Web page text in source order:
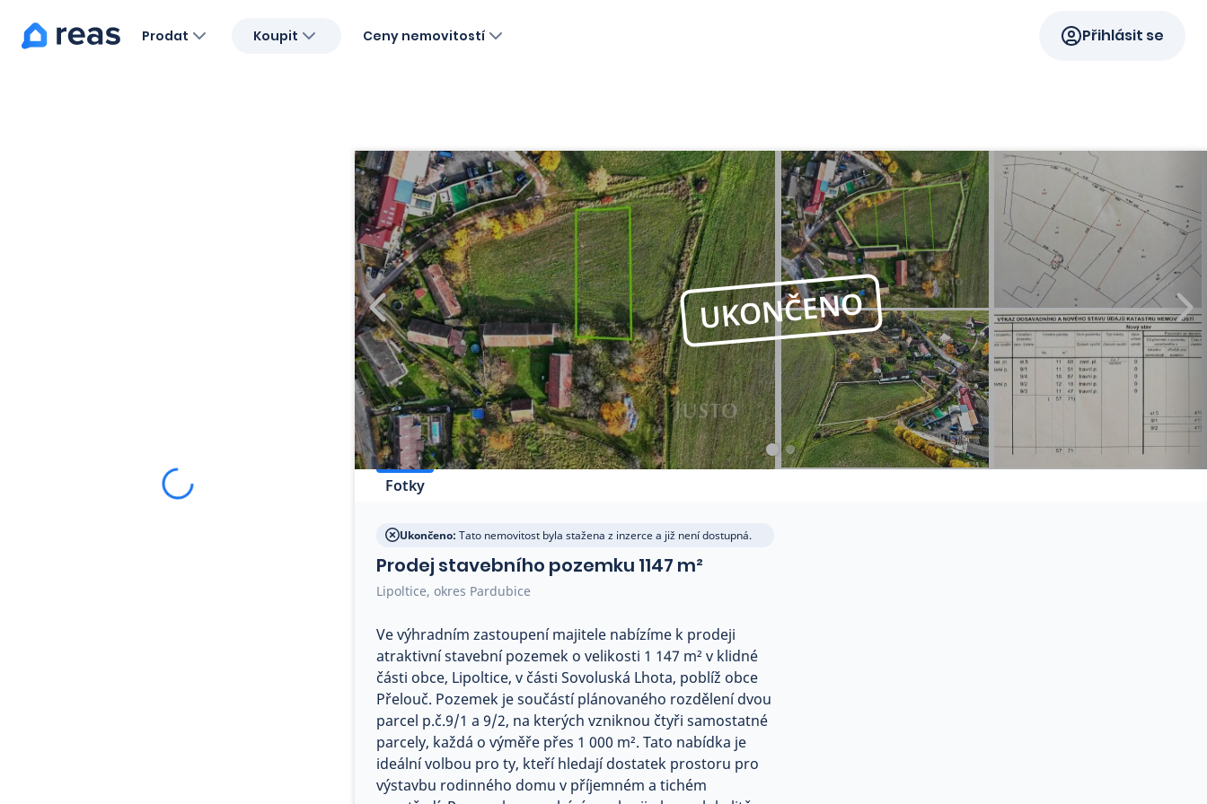
Prodat Koupit Ceny nemovitostí Přihlásit se
UKONČENO
Fotky
Ukončeno: Tato nemovitost byla stažena z inzerce a již není dostupná.
Prodej stavebního pozemku 1147 m²
Lipoltice, okres Pardubice
Ve výhradním zastoupení majitele nabízíme k prodeji
atraktivní stavební pozemek o velikosti 1 147 m² v klidné
části obce, Lipoltice, v části Sovoluská Lhota, poblíž obce
Přelouč. Pozemek je součástí plánovaného rozdělení dvou
parcel p.č.9/1 a 9/2, na kterých vzniknou čtyři samostatné
parcely, každá o výměře přes 1 000 m². Tato nabídka je
ideální volbou pro ty, kteří hledají dostatek prostoru pro
výstavbu rodinného domu v příjemném a tichém